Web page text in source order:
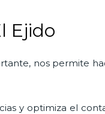
Ejido
nos permite
y optimiza el